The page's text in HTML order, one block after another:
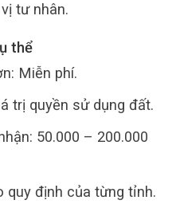
tư nhân.
thể
Miễn phí.
trị quyền sử dụng đất.
50.000 – 200.000
quy định của từng tỉnh.